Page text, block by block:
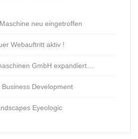
neu eingetroffen
Webauftritt aktiv !
GmbH expandiert…
Business Development
Eyeologic